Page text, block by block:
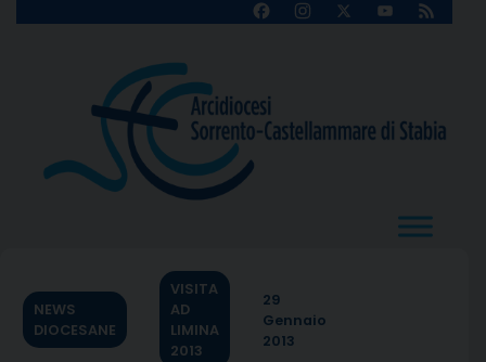
FacebookInstagram
X
YouTube
Feed
NEWS
DIOCESANE
VISITA
AD
LIMINA
2013
29
Gennaio
2013